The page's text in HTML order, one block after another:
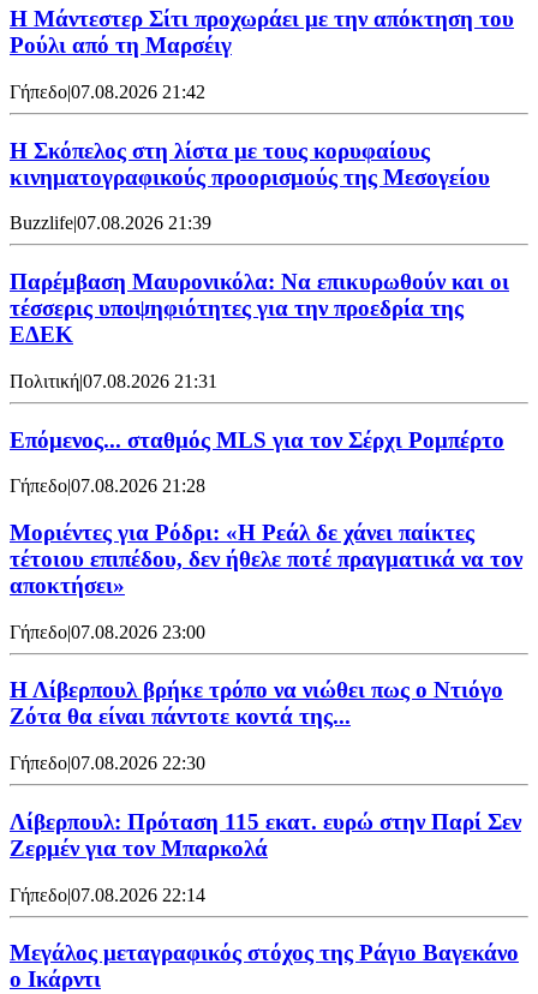
Η Μάντεστερ Σίτι προχωράει με την απόκτηση του
Ρούλι από τη Μαρσέιγ
Γήπεδο|07.08.2026 21:42
Η Σκόπελος στη λίστα με τους κορυφαίους
κινηματογραφικούς προορισμούς της Μεσογείου
Buzzlife|07.08.2026 21:39
Παρέμβαση Μαυρονικόλα: Να επικυρωθούν και οι
τέσσερις υποψηφιότητες για την προεδρία της
ΕΔΕΚ
Πολιτική|07.08.2026 21:31
Επόμενος... σταθμός MLS για τον Σέρχι Ρομπέρτο
Γήπεδο|07.08.2026 21:28
Μοριέντες για Ρόδρι: «Η Ρεάλ δε χάνει παίκτες
τέτοιου επιπέδου, δεν ήθελε ποτέ πραγματικά να τον
αποκτήσει»
Γήπεδο|07.08.2026 23:00
Η Λίβερπουλ βρήκε τρόπο να νιώθει πως ο Ντιόγο
Ζότα θα είναι πάντοτε κοντά της...
Γήπεδο|07.08.2026 22:30
Λίβερπουλ: Πρόταση 115 εκατ. ευρώ στην Παρί Σεν
Ζερμέν για τον Μπαρκολά
Γήπεδο|07.08.2026 22:14
Μεγάλος μεταγραφικός στόχος της Ράγιο Βαγεκάνο
ο Ικάρντι